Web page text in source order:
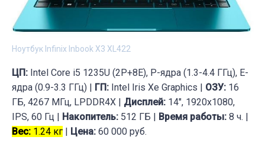
Ноутбук Infinix Inbook X3 XL422
ЦП: Intel Core i5 1235U (2P+8E), P-ядра (1.3-4.4 ГГц), E-
ядра (0.9-3.3 ГГц) |
ГП: Intel Iris Xe Graphics | ОЗУ: 16
ГБ, 4267 МГц, LPDDR4X | Дисплей: 14", 1920x1080,
IPS, 60 Гц |
Накопитель: 512 ГБ | Время работы: 8 ч. |
Вес: 1.24 кг Цена: 60 000 руб.